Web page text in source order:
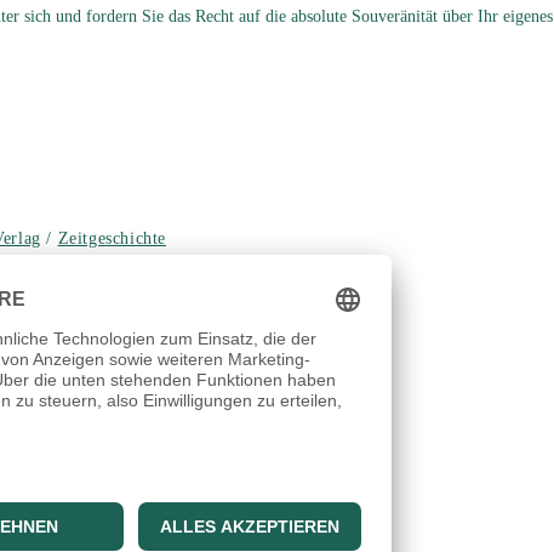
sich und fordern Sie das Recht auf die absolute Souveränität über Ihr eigenes
/ Zeitgeschichte
der Existenz | Band 2